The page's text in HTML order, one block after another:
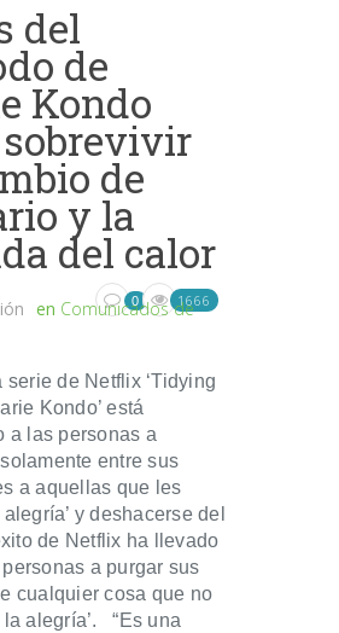
del
de
Kondo
de
y la
del calor
en Comunicados de
0 1666
serie de Netflix ‘Tidying
Kondo’ está
a las personas a
entre sus
a aquellas que les
alegría’ y deshacerse del
de Netflix ha llevado
a purgar sus
cualquier cosa que no
la alegría’. “Es una